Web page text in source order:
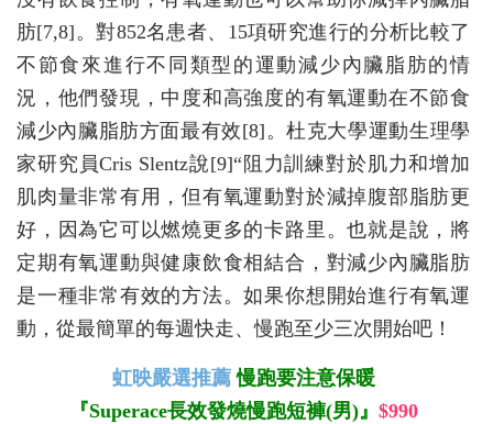
肪[7,8]。對852名患者、15項研究進行的分析比較了
不節食來進行不同類型的運動減少內臟脂肪的情
況，他們發現，中度和高強度的有氧運動在不節食
減少內臟脂肪方面最有效[8]。杜克大學運動生理學
家研究員Cris Slentz說[9]“阻力訓練對於肌力和增加
肌肉量非常有用，但有氧運動對於減掉腹部脂肪更
好，因為它可以燃燒更多的卡路里。也就是說，將
定期有氧運動與健康飲食相結合，對減少內臟脂肪
是一種非常有效的方法。如果你想開始進行有氧運
動，從最簡單的每週快走、慢跑至少三次開始吧！
虹映嚴選推薦慢跑要注意保暖
『Superace長效發燒慢跑短褲(男)』 $990